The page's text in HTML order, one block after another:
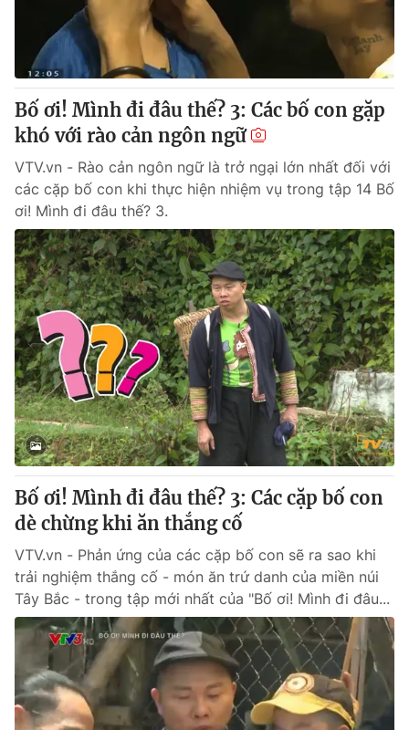
® Cấm sao chép dưới mọi hình thức nếu không có sự chấp
thuận bằng văn bản. Ghi rõ nguồn VTV.vn khi phát hành lại
thông tin từ website này.
Bố ơi! Mình đi đâu thế? 3: Các bố con gặp
khó với rào cản ngôn ngữ
VTV.vn - Rào cản ngôn ngữ là trở ngại lớn nhất đối với
các cặp bố con khi thực hiện nhiệm vụ trong tập 14 Bố
ơi! Mình đi đâu thế? 3.
Bố ơi! Mình đi đâu thế? 3: Các cặp bố con
dè chừng khi ăn thắng cố
VTV.vn - Phản ứng của các cặp bố con sẽ ra sao khi
trải nghiệm thắng cố - món ăn trứ danh của miền núi
Tây Bắc - trong tập mới nhất của "Bố ơi! Mình đi đâu...